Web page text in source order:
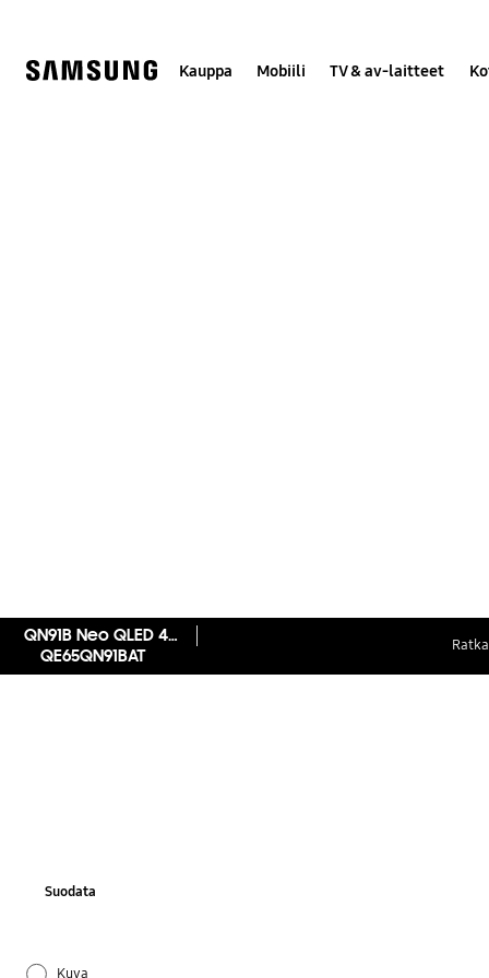
Kauppa Mobiili TV & av-laitteet
QN91B Neo QLED 4K Smart TV (2022)
QE65QN91BAT
Suodata
Kuva